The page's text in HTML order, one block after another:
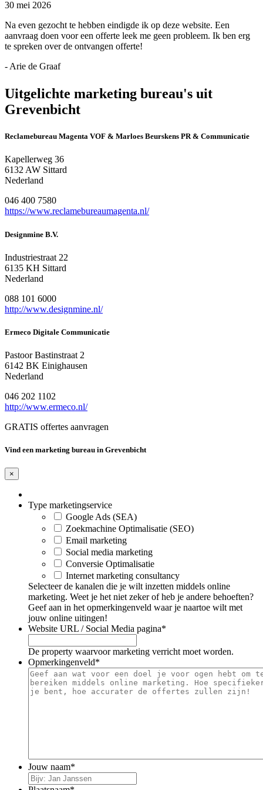
30 mei 2026
Na even gezocht te hebben eindigde ik op deze website. Een
aanvraag doen voor een offerte leek me geen probleem. Ik ben erg
te spreken over de ontvangen offerte!
- Arie de Graaf
Uitgelichte marketing bureau's uit
Grevenbicht
Reclamebureau Magenta VOF & Marloes Beurskens PR & Communicatie
Kapellerweg 36
6132 AW Sittard
Nederland
046 400 7580
https://www.reclamebureaumagenta.nl/
Designmine B.V.
Industriestraat 22
6135 KH Sittard
Nederland
088 101 6000
http://www.designmine.nl/
Ermeco Digitale Communicatie
Pastoor Bastinstraat 2
6142 BK Einighausen
Nederland
046 202 1102
http://www.ermeco.nl/
GRATIS offertes aanvragen
Vind een marketing bureau in Grevenbicht
×
Type marketingservice
Google Ads (SEA)
Zoekmachine Optimalisatie (SEO)
Email marketing
Social media marketing
Conversie Optimalisatie
Internet marketing consultancy
Selecteer de kanalen die je wilt inzetten middels online
marketing. Weet je het niet zeker of heb je andere behoeften?
Geef aan in het opmerkingenveld waar je naartoe wilt met
jouw online uitingen!
Website URL / Social Media pagina*
De property waarvoor marketing verricht moet worden.
Opmerkingenveld*
Jouw naam*